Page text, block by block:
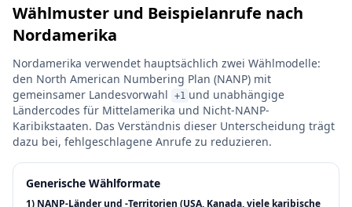
Wählmuster und Beispielanrufe nach
Nordamerika
Nordamerika verwendet hauptsächlich zwei Wählmodelle:
den North American Numbering Plan (NANP) mit
gemeinsamer Landesvorwahl
+1 und unabhängige
Ländercodes für Mittelamerika und Nicht-NANP-
Karibikstaaten. Das Verständnis dieser Unterscheidung trägt
dazu bei, fehlgeschlagene Anrufe zu reduzieren.
Generische Wählformate
1) NANP-Länder und -Territorien (USA, Kanada, viele karibische